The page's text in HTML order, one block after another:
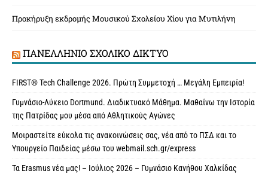
Προκήρυξη εκδρομής Μουσικού Σχολείου Χίου για Μυτιλήνη
ΠΑΝΕΛΛΉΝΙΟ ΣΧΟΛΙΚΌ ΔΊΚΤΥΟ
FIRST® Tech Challenge 2026. Πρώτη Συμμετοχή … Μεγάλη Εμπειρία!
Γυμνάσιο-Λύκειο Dortmund. Διαδικτυακό Μάθημα. Μαθαίνω την Ιστορία
της Πατρίδας μου μέσα από Αθλητικούς Αγώνες
Μοιραστείτε εύκολα τις ανακοινώσεις σας, νέα από το ΠΣΔ και το
Υπουργείο Παιδείας μέσω του webmail.sch.gr/express
Τα Erasmus νέα μας! – Ιούλιος 2026 – Γυμνάσιο Κανήθου Χαλκίδας